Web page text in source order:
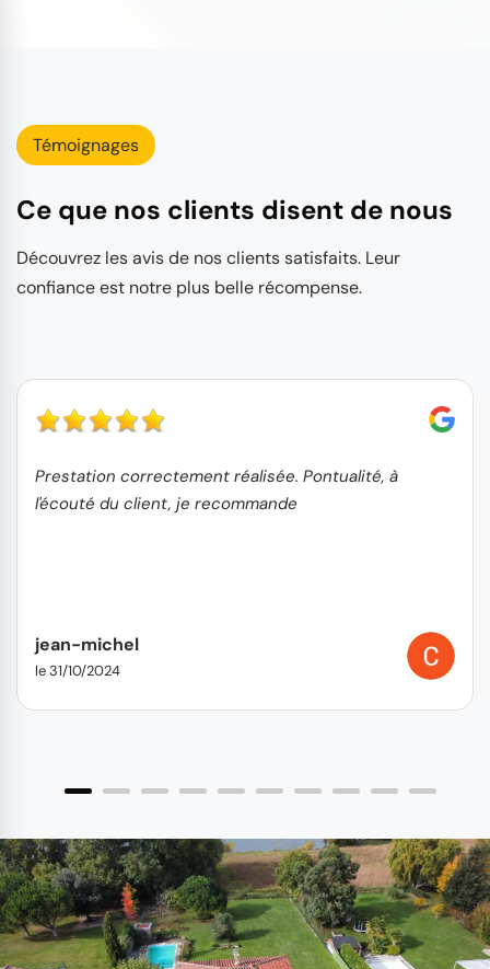
Témoignages
Ce que nos clients disent de nous
Découvrez les avis de nos clients satisfaits. Leur
confiance est notre plus belle récompense.
Prestation correctement réalisée. Pontualité, à
l'écouté du client, je recommande
jean-michel
le 31/10/2024